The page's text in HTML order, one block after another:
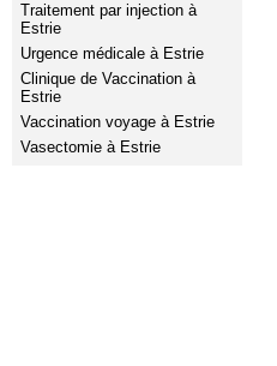
Traitement par injection à
Estrie
Urgence médicale à Estrie
Clinique de Vaccination à
Estrie
Vaccination voyage à Estrie
Vasectomie à Estrie